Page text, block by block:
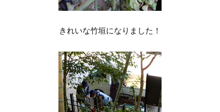
きれいな竹垣になりました！